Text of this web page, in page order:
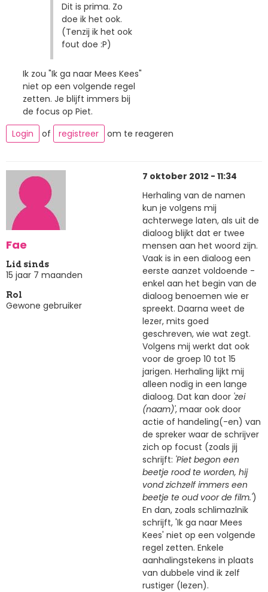
Dit is prima. Zo
doe ik het ook.
(Tenzij ik het ook
fout doe :P)
Ik zou "Ik ga naar Mees Kees"
niet op een volgende regel
zetten. Je blijft immers bij
de focus op Piet.
Login
of registreer om te reageren
Fae
Lid sinds
15 jaar 7 maanden
Rol
Gewone gebruiker
7 oktober 2012 - 11:34
Herhaling van de namen
kun je volgens mij
achterwege laten, als uit de
dialoog blijkt dat er twee
mensen aan het woord zijn.
Vaak is in een dialoog een
eerste aanzet voldoende -
enkel aan het begin van de
dialoog benoemen wie er
spreekt. Daarna weet de
lezer, mits goed
geschreven, wie wat zegt.
Volgens mij werkt dat ook
voor de groep 10 tot 15
jarigen. Herhaling lijkt mij
alleen nodig in een lange
dialoog. Dat kan door 'zei
(naam)', maar ook door
actie of handeling(-en) van
de spreker waar de schrijver
zich op focust (zoals jij
schrijft: 'Piet begon een
beetje rood te worden, hij
vond zichzelf immers een
beetje te oud voor de film.')
En dan, zoals schlimazlnik
schrijft, 'Ik ga naar Mees
Kees' niet op een volgende
regel zetten. Enkele
aanhalingstekens in plaats
van dubbele vind ik zelf
rustiger (lezen).